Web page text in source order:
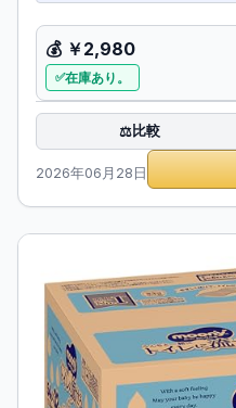
💰 ￥2,980
在庫あり。
⚖️比較
2026年06月28日